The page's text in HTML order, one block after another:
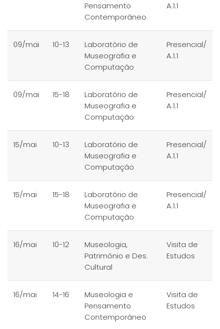
Pensamento
Contemporâneo
A.1.1
09/mai 10-13
Laboratório de
Museografia e
Computação
Presencial/
A.1.1
09/mai 15-18
Laboratório de
Museografia e
Computação
Presencial/
A.1.1
15/mai 10-13
Laboratório de
Museografia e
Computação
Presencial/
A.1.1
15/mai 15-18
Laboratório de
Museografia e
Computação
Presencial/
A.1.1
16/mai 10-12
Museologia,
Patrimônio e Des.
Cultural
Visita de
Estudos
16/mai 14-16
Museologia e
Pensamento
Contemporâneo
Visita de
Estudos